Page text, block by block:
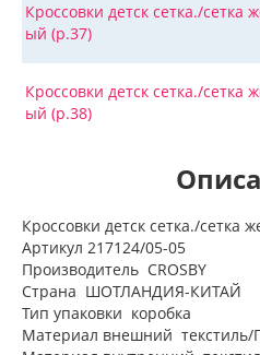
Кроссовки детск сетка./сетка
ый (р.37)
Кроссовки детск сетка./сетка
ый (р.38)
Кроссовки детск сетка./сетка
Артикул 217124/05-05
Производитель CROSBY
Страна ШОТЛАНДИЯ-КИТАЙ
Тип упаковки коробка
Материал внешний текстиль/